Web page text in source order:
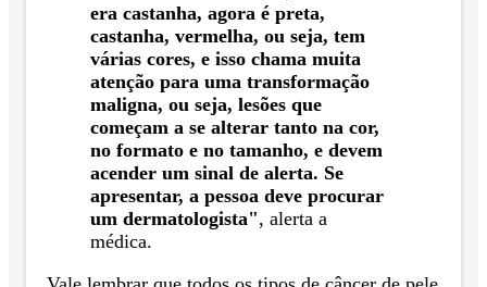
era castanha, agora é preta,
castanha, vermelha, ou seja, tem
várias cores, e isso chama muita
atenção para uma transformação
maligna, ou seja, lesões que
começam a se alterar tanto na cor,
no formato e no tamanho, e devem
acender um sinal de alerta. Se
apresentar, a pessoa deve procurar
um dermatologista", alerta a
médica.